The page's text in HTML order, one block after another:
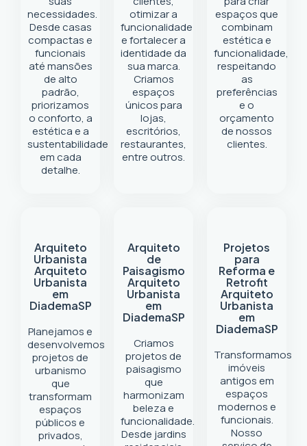
necessidades.
Desde casas
compactas e
funcionais
até mansões
de alto
padrão,
priorizamos
o conforto, a
estética e a
sustentabilidade
em cada
detalhe.
otimizar a
funcionalidade
e fortalecer a
identidade da
sua marca.
Criamos
espaços
únicos para
lojas,
escritórios,
restaurantes,
entre outros.
espaços que
combinam
estética e
funcionalidade,
respeitando
as
preferências
e o
orçamento
de nossos
clientes.
Arquiteto
Urbanista
Arquiteto
Urbanista
em
DiademaSP
Planejamos e
desenvolvemos
projetos de
urbanismo
que
transformam
espaços
públicos e
privados,
Arquiteto
de
Paisagismo
Arquiteto
Urbanista
em
DiademaSP
Criamos
projetos de
paisagismo
que
harmonizam
beleza e
funcionalidade.
Desde jardins
Projetos
para
Reforma e
Retrofit
Arquiteto
Urbanista
em
DiademaSP
Transformamos
imóveis
antigos em
espaços
modernos e
funcionais.
Nosso